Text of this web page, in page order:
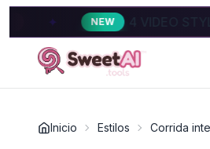
4 VIDEO STYLES
Inicio Estilos Corrida